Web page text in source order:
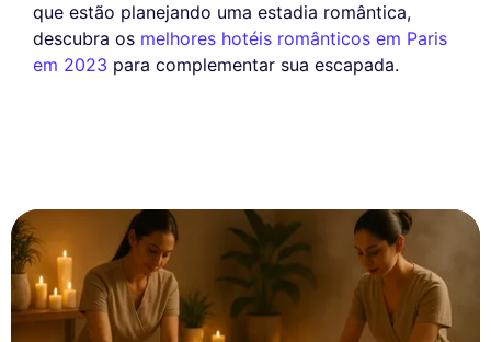
que estão planejando uma estadia romântica,
descubra os melhores hotéis românticos em Paris
em 2023 para complementar sua escapada.